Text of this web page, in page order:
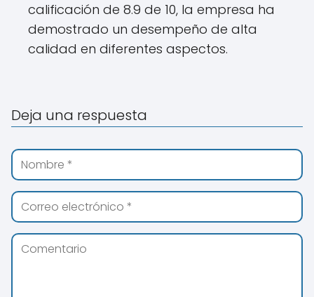
calificación de 8.9 de 10, la empresa ha
demostrado un desempeño de alta
calidad en diferentes aspectos.
Deja una respuesta